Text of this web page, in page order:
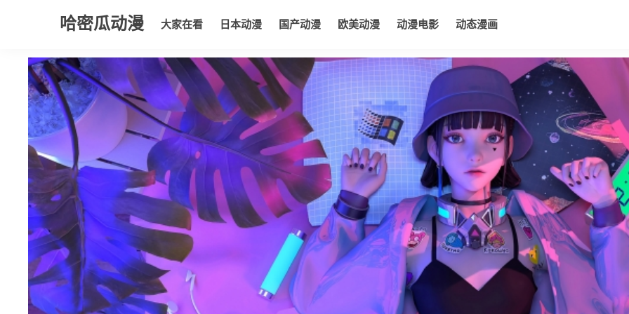
哈密瓜动漫 大家在看 日本动漫 国产动漫 欧美动漫 动漫电影 动态漫画
大家在看 日本动漫 国产动漫 欧美动漫 动漫电影 动态漫画